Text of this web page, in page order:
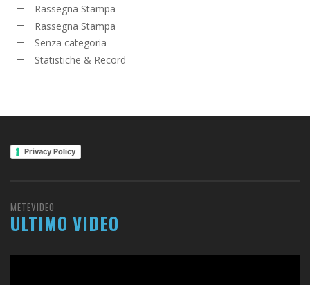
Rassegna Stampa
Rassegna Stampa
Senza categoria
Statistiche & Record
Privacy Policy
METEVIDEO
ULTIMO VIDEO